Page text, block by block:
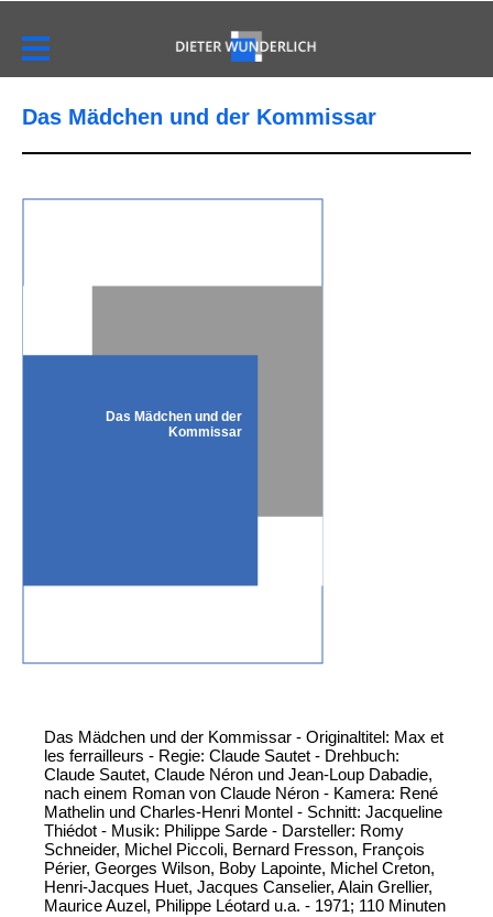
Das Mädchen und der Kommissar
Das Mädchen und der
Kommissar
Das Mädchen und der Kommissar - Originaltitel: Max et
les ferrailleurs - Regie: Claude Sautet - Drehbuch:
Claude Sautet, Claude Néron und Jean-Loup Dabadie,
nach einem Roman von Claude Néron - Kamera: René
Mathelin und Charles-Henri Montel - Schnitt: Jacqueline
Thiédot - Musik: Philippe Sarde - Darsteller: Romy
Schneider, Michel Piccoli, Bernard Fresson, François
Périer, Georges Wilson, Boby Lapointe, Michel Creton,
Henri-Jacques Huet, Jacques Canselier, Alain Grellier,
Maurice Auzel, Philippe Léotard u.a. - 1971; 110 Minuten